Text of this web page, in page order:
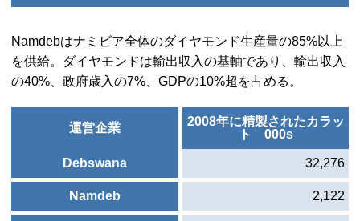
Namdebはナミビア全体のダイヤモンド生産量の85%以上
を供給。ダイヤモンドは輸出収入の基軸であり、輸出収入
の40%、政府歳入の7%、 GDPの10%超を占める。
運営企業
2008年に精製されたカラッ
ト 000s
Debswana 32,276
Namdeb 2,122